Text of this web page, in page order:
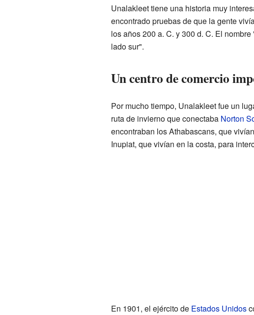
Unalakleet tiene una historia muy
encontrado pruebas de que la gente
los años 200 a. C. y 300 d. C. El
lado sur".
Un centro de comercio
Por mucho tiempo, Unalakleet fue un
ruta de invierno que conectaba Norton
encontraban los Athabascans, que
Inupiat, que vivían en la costa, para
En 1901, el ejército de Estados Unidos